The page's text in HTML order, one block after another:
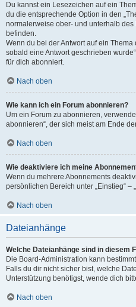
Du kannst ein Lesezeichen auf ein
du die entsprechende Option in den
normalerweise ober- und unterhalb
befinden.
Wenn du bei der Antwort auf ein
sobald eine Antwort geschrieben
für dich abonniert.
Nach oben
Wie kann ich ein Forum abonnieren?
Um ein Forum zu abonnieren,
abonnieren“, der sich meist am Ende
Nach oben
Wie deaktiviere ich meine
Wenn du mehrere Abonnements
persönlichen Bereich unter „Einstieg“ –
Nach oben
Dateianhänge
Welche Dateianhänge sind in diesem
Die Board-Administration kann
Falls du dir nicht sicher bist, welche
Unterstützung benötigst, wende dich
Nach oben